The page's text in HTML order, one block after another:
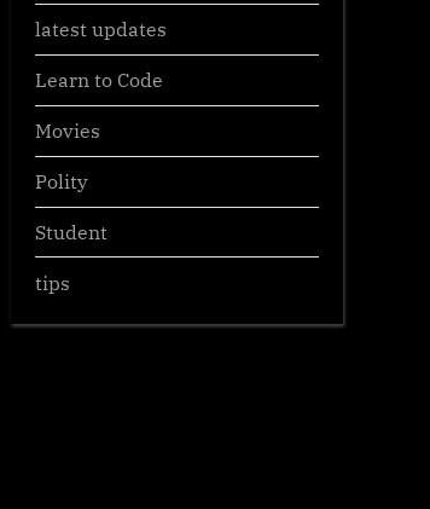
latest updates
Learn to Code
Movies
Polity
Student
tips